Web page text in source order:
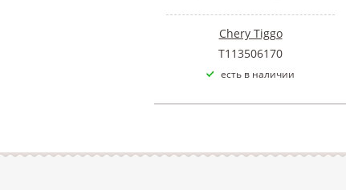
Chery Tiggo
T113506170
есть в наличии